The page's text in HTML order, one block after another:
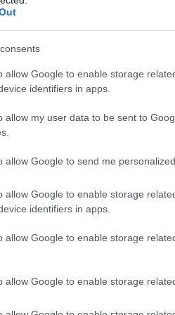
allow Google to enable storage
identifiers in apps.
allow my user data to be sent to
allow Google to send me
allow Google to enable storage
identifiers in apps.
allow Google to enable storage
allow Google to enable storage
lényegében
fordul meg itt, a turizmus, a
fürdő köré barátságos üdülő
sok külföldi érdeklődik,…
történelem templom